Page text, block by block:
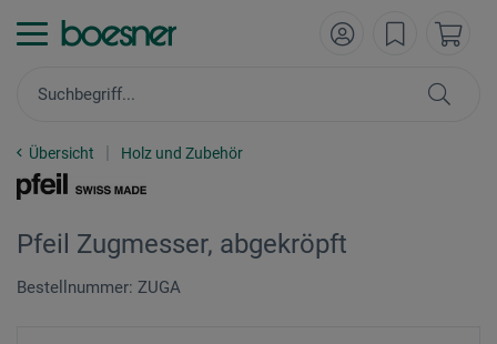
Übersicht Holz und Zubehör
Pfeil Zugmesser, abgekröpft
Bestellnummer: ZUGA